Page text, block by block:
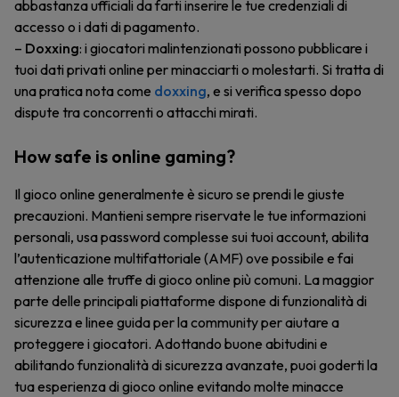
abbastanza ufficiali da farti inserire le tue credenziali di
accesso o i dati di pagamento.
– Doxxing: i giocatori malintenzionati possono pubblicare i
tuoi dati privati online per minacciarti o molestarti. Si tratta di
una pratica nota come doxxing, e si verifica spesso dopo
dispute tra concorrenti o attacchi mirati.
How safe is online gaming?
Il gioco online generalmente è sicuro se prendi le giuste
precauzioni. Mantieni sempre riservate le tue informazioni
personali, usa password complesse sui tuoi account, abilita
l’autenticazione multifattoriale (AMF) ove possibile e fai
attenzione alle truffe di gioco online più comuni. La maggior
parte delle principali piattaforme dispone di funzionalità di
sicurezza e linee guida per la community per aiutare a
proteggere i giocatori. Adottando buone abitudini e
abilitando funzionalità di sicurezza avanzate, puoi goderti la
tua esperienza di gioco online evitando molte minacce